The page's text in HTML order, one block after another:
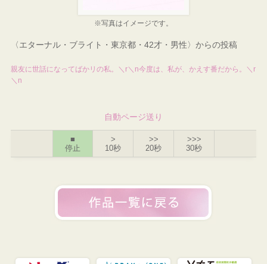
※写真はイメージです。
〈エターナル・ブライト・東京都・42才・男性〉からの投稿
親友に世話になってばかリの私。＼r＼n今度は、私が、かえす番だから。＼r
＼n
自動ページ送り
■
停止
>
10秒
>>
20秒
>>>
30秒